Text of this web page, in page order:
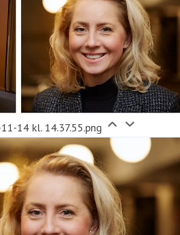
14 kl. 14.37.55.png